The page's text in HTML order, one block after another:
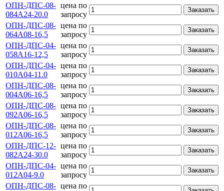
ОПН-ДПС-08-
084А24-20.0
цена по
запросу
Заказать
ОПН-ДПС-08-
064А08-16,5
цена по
запросу
Заказать
ОПН-ДПС-04-
058А16-12,5
цена по
запросу
Заказать
ОПН-ДПС-04-
010А04-11.0
цена по
запросу
Заказать
ОПН-ДПС-08-
004А06-16,5
цена по
запросу
Заказать
ОПН-ДПС-08-
092А06-16,5
цена по
запросу
Заказать
ОПН-ДПС-08-
012А06-16,5
цена по
запросу
Заказать
ОПН-ДПС-12-
082А24-30.0
цена по
запросу
Заказать
ОПН-ДПС-04-
012А04-9.0
цена по
запросу
Заказать
ОПН-ДПС-08- цена по